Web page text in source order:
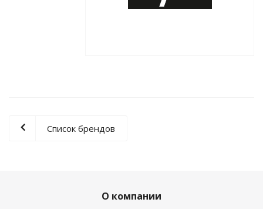
Список брендов
О компании